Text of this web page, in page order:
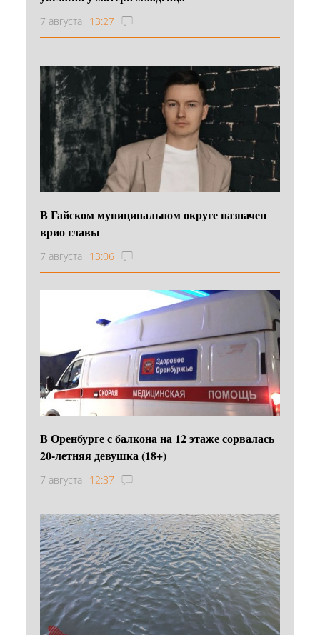
7 августа 13:27
В Гайском муниципальном округе назначен
врио главы
7 августа 13:06
В Оренбурге с балкона на 12 этаже сорвалась
20-летняя девушка (18+)
7 августа 12:37